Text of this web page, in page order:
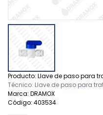
Producto: Llave de paso para
Técnico: Llave de paso para
Marca: DRAMOX
Código: 403534